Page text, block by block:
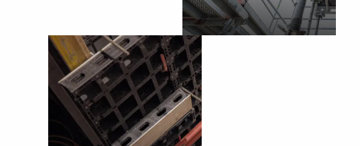
con garage
sotterraneo